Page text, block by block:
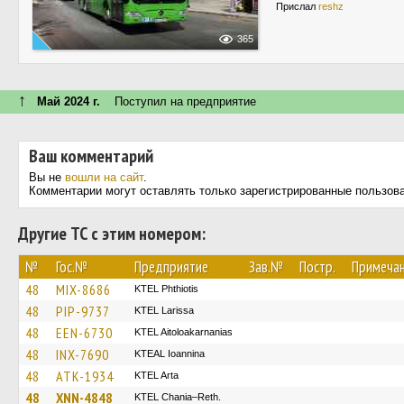
365
Прислал reshz
↑ Май 2024 г. Поступил на предприятие
Ваш комментарий
Вы не вошли на сайт.
Комментарии могут оставлять только зарегистрированные
Другие ТС с этим номером:
№ Гос.№ Предприятие Зав.№ Постр.
48 MIX-8686 ΚΤΕL Phthiotis
48 PIP-9737 KTEL Larissa
48 EEN-6730 KTEL Aitoloakarnanias
48 INX-7690 KTEAL Ioannina
48 ATK-1934 KTEL Arta
48 XNN-4848 KTEL Chania–Reth.